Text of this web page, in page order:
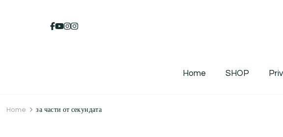
Home SHOP
Home за части от секундата